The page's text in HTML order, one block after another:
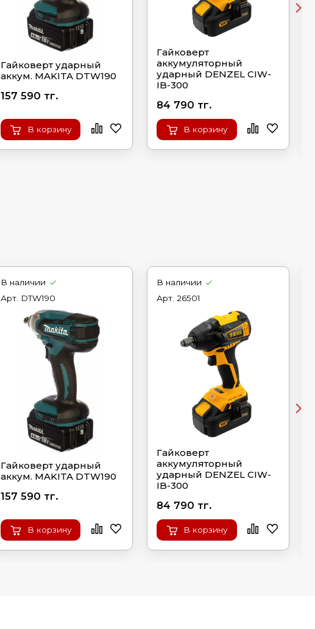
Гайковерт ударный
аккум. MAKITA DTW190
157 590 тг.
В корзину
Гайковерт
аккумуляторный
ударный DENZEL CIW-
IB-300
84 790 тг.
В корзину
В наличии
Арт. DTW190
Гайковерт ударный
аккум. MAKITA DTW190
157 590 тг.
В корзину
В наличии
Арт. 26501
Гайковерт
аккумуляторный
ударный DENZEL CIW-
IB-300
84 790 тг.
В корзину